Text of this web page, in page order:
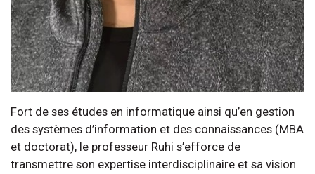
Fort de ses études en informatique ainsi qu’en gestion
des systèmes d’information et des connaissances (MBA
et doctorat), le professeur Ruhi s’efforce de
transmettre son expertise interdisciplinaire et sa vision